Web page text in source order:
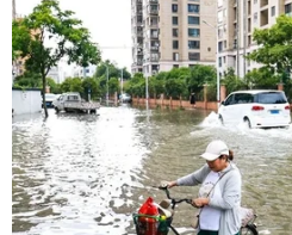
Thí sinh dự thi môn Ngữ văn, Kỳ
gia năm 2019. (Ảnh: